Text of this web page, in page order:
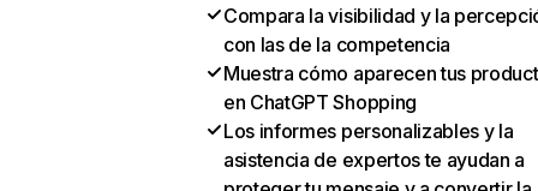
Compara la visibilidad y la
con las de la competencia
Muestra cómo aparecen tus
en ChatGPT Shopping
Los informes personalizables y la
asistencia de expertos te ayudan a